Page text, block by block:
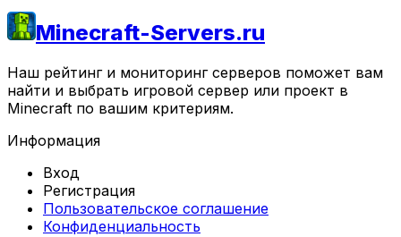
Minecraft-Servers.ru
Наш рейтинг и мониторинг серверов поможет вам
найти и выбрать игровой сервер или проект в
Minecraft по вашим критериям.
Информация
Вход
Регистрация
Пользовательское соглашение
Конфиденциальность